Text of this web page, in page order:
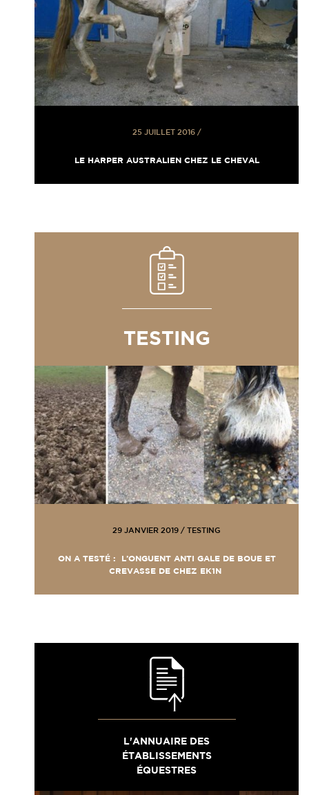
25 JUILLET 2016/
LE HARPER AUSTRALIEN CHEZ LE CHEVAL
TESTING
29 JANVIER 2019 / TESTING
ON A TESTÉ : L’ONGUENT ANTI GALE DE BOUE ET
CREVASSE DE CHEZ EK1N
L'ANNUAIRE DES
ÉTABLISSEMENTS
ÉQUESTRES